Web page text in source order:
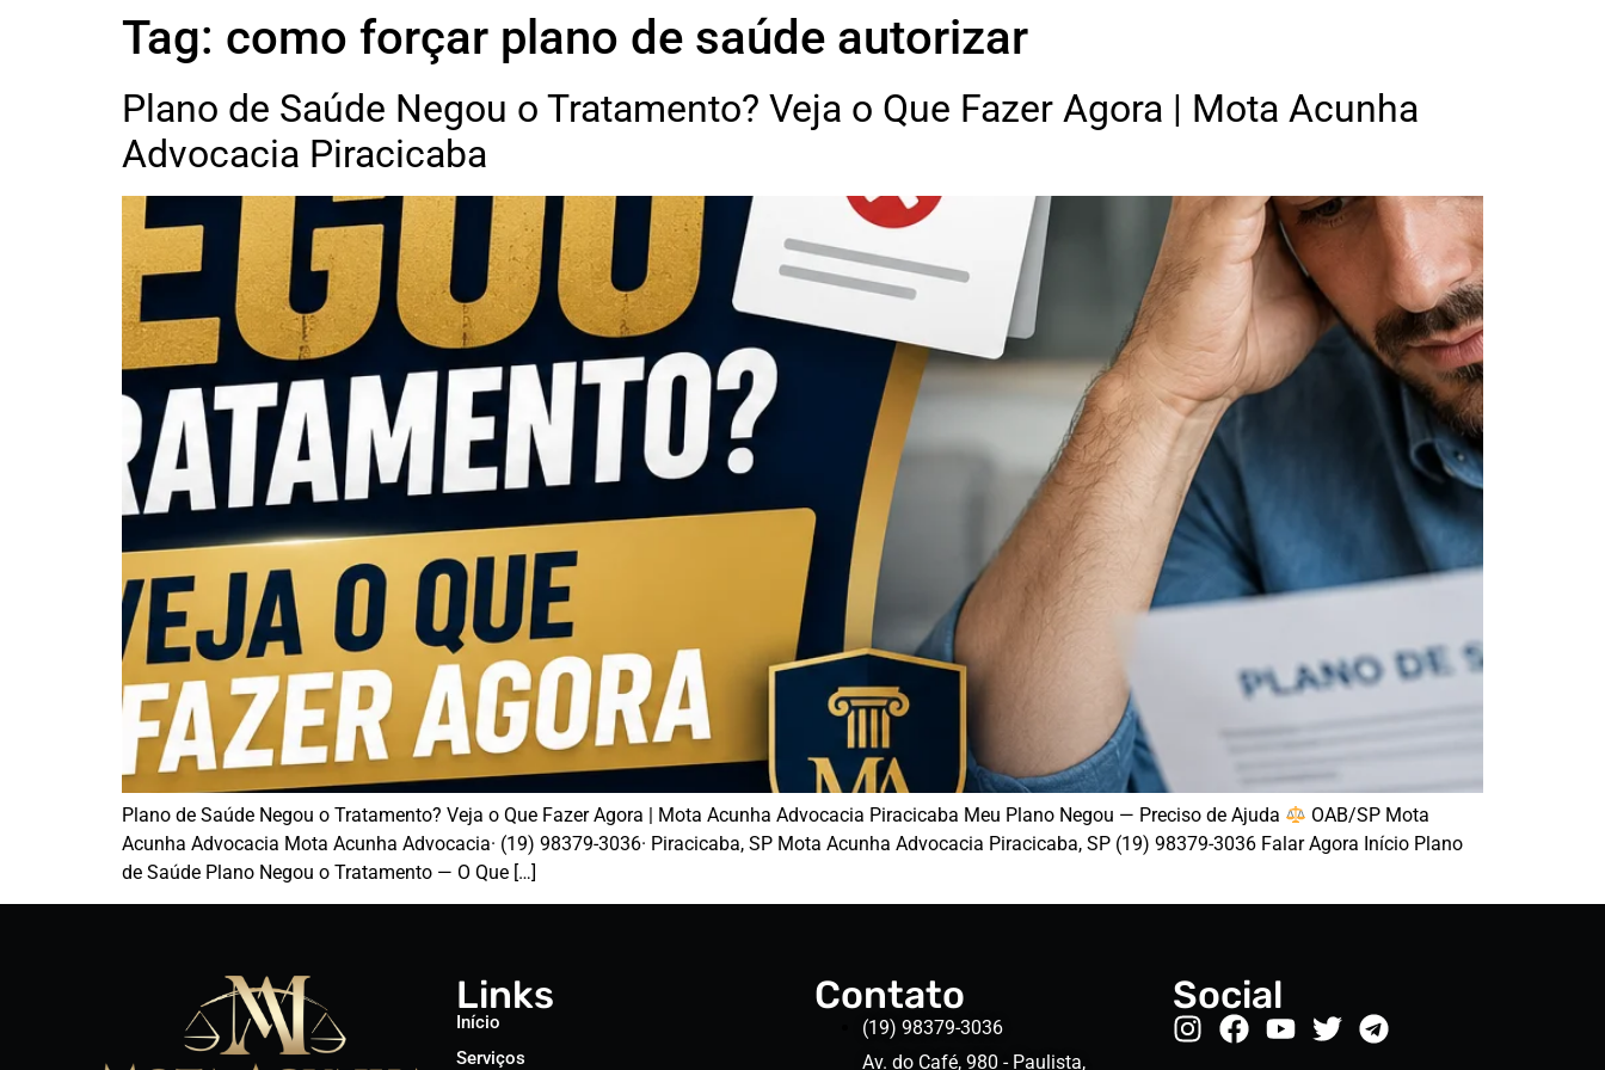
Tag: como forçar plano de saúde autorizar
Plano de Saúde Negou o Tratamento? Veja o Que Fazer Agora | Mota Acunha
Advocacia Piracicaba
Plano de Saúde Negou o Tratamento? Veja o Que Fazer Agora | Mota Acunha Advocacia Piracicaba Meu Plano Negou — Preciso de Ajuda
OAB/SP Mota
Acunha Advocacia Mota Acunha Advocacia· (19) 98379-3036· Piracicaba, SP Mota Acunha Advocacia Piracicaba, SP (19) 98379-3036 Falar Agora Início Plano
de Saúde Plano Negou o Tratamento — O Que […]
Links
Início
Serviços
Contato
(19) 98379-3036
Av. do Café, 980 - Paulista,
Social